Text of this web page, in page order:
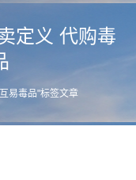
定义 代购毒
易毒品"标签文章